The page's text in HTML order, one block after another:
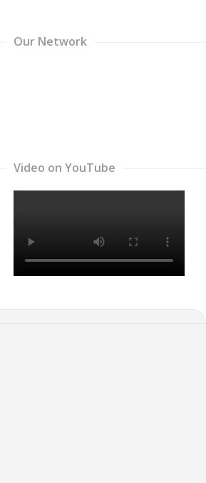
Our Network
Video on YouTube